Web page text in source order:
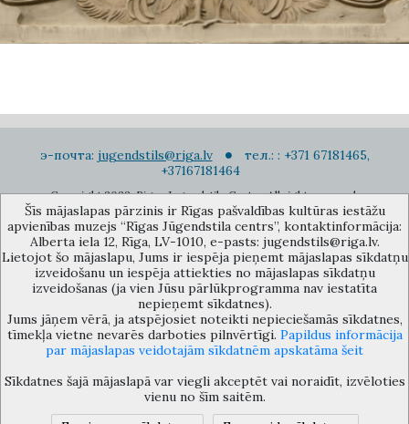
э-почта: jugendstils@riga.lv
тел.: : +371 67181465,
+37167181464
Copyright 2022. Rigas Jugendstila Centrs. All right reserved.
Подписаться на новости
Музей объединения культурных учереждений Рижского
самоуправления «Рижский центр югендстиля», улица Альберта 12,
Рига, LV 1010, Латвия (дверной код: 12), jugendstils@riga.lv
Šīs mājaslapas pārzinis ir Rīgas pašvaldības kultūras iestāžu
apvienības muzejs “Rīgas Jūgendstila centrs”, kontaktinformācija:
Alberta iela 12, Rīga, LV-1010, e-pasts: jugendstils@riga.lv.
Lietojot šo mājaslapu, Jums ir iespēja pieņemt mājaslapas sīkdatņu
izveidošanu un iespēja attiekties no mājaslapas sīkdatņu
izveidošanas (ja vien Jūsu pārlūkprogramma nav iestatīta
nepieņemt sīkdatnes).
Jums jāņem vērā, ja atspējosiet noteikti nepieciešamās sīkdatnes,
tīmekļa vietne nevarēs darboties pilnvērtīgi. Papildus informācija
par mājaslapas veidotajām sīkdatnēm apskatāma šeit
Sīkdatnes šajā mājaslapā var viegli akceptēt vai noraidīt, izvēloties
vienu no šīm saitēm.